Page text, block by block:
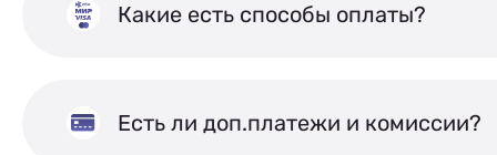
Какие есть способы оплаты?
Есть ли доп.платежи и комиссии?